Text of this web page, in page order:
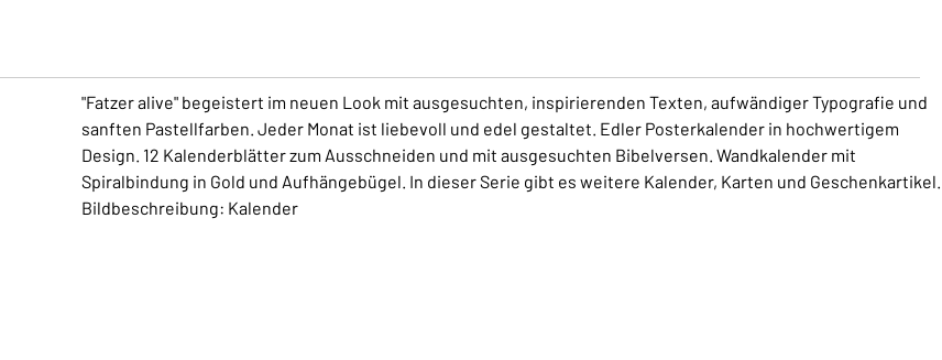
"Fatzer alive" begeistert im neuen Look mit ausgesuchten, inspirierenden Texten, aufwändiger Typografie und
sanften Pastellfarben. Jeder Monat ist liebevoll und edel gestaltet. Edler Posterkalender in hochwertigem
Design. 12 Kalenderblätter zum Ausschneiden und mit ausgesuchten Bibelversen. Wandkalender mit
Spiralbindung in Gold und Aufhängebügel. In dieser Serie gibt es weitere Kalender, Karten und Geschenkartikel.
Bildbeschreibung: Kalender